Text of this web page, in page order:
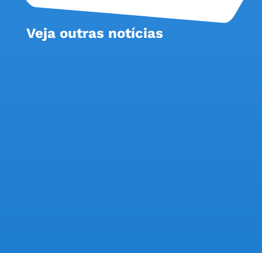
Veja outras notícias